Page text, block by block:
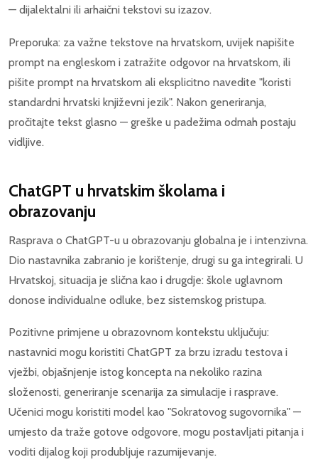
— dijalektalni ili arhaični tekstovi su izazov.
Preporuka: za važne tekstove na hrvatskom, uvijek napišite
prompt na engleskom i zatražite odgovor na hrvatskom, ili
pišite prompt na hrvatskom ali eksplicitno navedite "koristi
standardni hrvatski književni jezik". Nakon generiranja,
pročitajte tekst glasno — greške u padežima odmah postaju
vidljive.
ChatGPT u hrvatskim školama i
obrazovanju
Rasprava o ChatGPT-u u obrazovanju globalna je i intenzivna.
Dio nastavnika zabranio je korištenje, drugi su ga integrirali. U
Hrvatskoj, situacija je slična kao i drugdje: škole uglavnom
donose individualne odluke, bez sistemskog pristupa.
Pozitivne primjene u obrazovnom kontekstu uključuju:
nastavnici mogu koristiti ChatGPT za brzu izradu testova i
vježbi, objašnjenje istog koncepta na nekoliko razina
složenosti, generiranje scenarija za simulacije i rasprave.
Učenici mogu koristiti model kao "Sokratovog sugovornika" —
umjesto da traže gotove odgovore, mogu postavljati pitanja i
voditi dijalog koji produbljuje razumijevanje.